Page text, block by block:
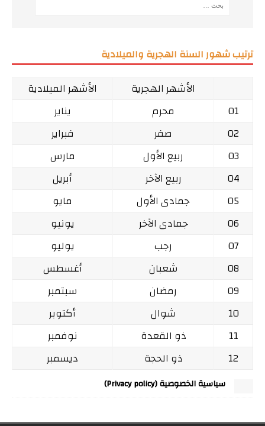
ترتيب شهور السنة الهجرية والميلادية
الأشهر الهجرية
الأشهر الميلادية
01
محرم
يناير
02
صفر
فبراير
03
ربيع الأول
مارس
04
ربيع الآخر
أبريل
05
جمادى الأول
مايو
06
جمادى الآخر
يونيو
07
رجب
يوليو
08
شعبان
أغسطس
09
رمضان
سبتمبر
10
شوال
أكتوبر
11
ذو القعدة
نوفمبر
12
ذو الحجة ديسمبر
سياسية الخصوصية (Privacy policy)